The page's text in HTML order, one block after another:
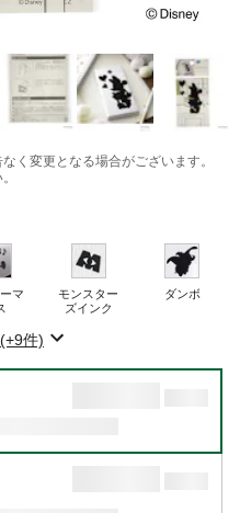
く変更となる場合がございます。
マ
モンスター
ズインク
ダンボ
件)